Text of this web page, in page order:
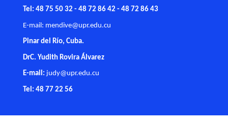
Tel: 48 75 50 32 - 48 72 86 42 - 48 72 86 43
E-mail: mendive@upr.edu.cu
Pinar del Río, Cuba.
DrC. Yudith Rovira Álvarez
E-mail: judy@upr.edu.cu
Tel: 48 77 22 56